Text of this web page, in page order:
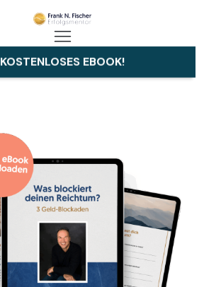
KOSTENLOSES EBOOK!